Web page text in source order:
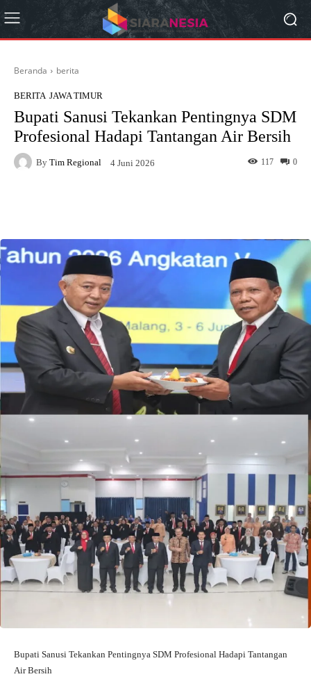
Beranda berita
BERITA JAWA TIMUR
Bupati Sanusi Tekankan Pentingnya SDM
Profesional Hadapi Tantangan Air Bersih
By Tim Regional 4 Juni 2026 0
117
Bupati Sanusi Tekankan Pentingnya SDM Profesional Hadapi Tantangan
Air Bersih